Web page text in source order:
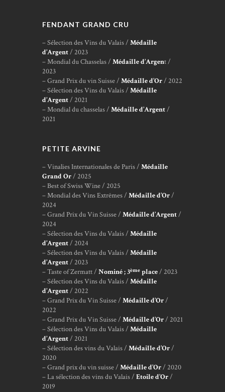
FENDANT GRAND CRU
– Sélection des Vins du Valais / Médaille
d’Argent/ 2023
– Mondial du Chasselas / Médaille d’Argent /
2023
– Grand Prix du vin Suisse / Médaille d’Or/ 2022
– Sélection des Vins du Valais / Médaille
d’Argent/ 2021
– Mondial du chasselas / Médaille d’Argent/
2021
PETITE ARVINE
– Vinalies Internationales de Paris / Médaille
Grand Or/ 2025
– Best of Swiss Wine / 2025
– Mondial des Vins Extrêmes / Médaille d’Or/
2024
– Grand Prix du Vin Suisse / Médaille d’Argent/
2024
– Sélection des Vins du Valais / Médaille
d’Argent/ 2024
– Sélection des Vins du Valais / Médaille
d’Argent/ 2023
– Taste of Zermatt / Nominé ; 3ème place/ 2023
– Sélection des Vins du Valais / Médaille
d’Argent/ 2022
– Grand Prix du Vin Suisse / Médaille d’Or/
2022
– Grand Prix du Vin Suisse / Médaille d’Or/ 2021
– Sélection des Vins du Valais / Médaille
d’Argent/ 2021
– Sélection des vins du Valais / Médaille d’Or/
2020
– Grand prix du vin suisse / Médaille d’Or/ 2020
– La sélection des vins du Valais / Etoile d’Or/
2019